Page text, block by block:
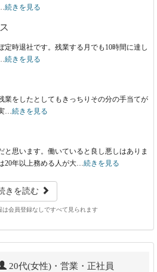
続きを見る
定時退社です。残業する月でも10時間に達し
続きを見る
業をしたとしてもきっちりその分の手当てが
… 続きを見る
と思います。働いていると良し悪しはありま
20年以上務める人が大… 続きを見る
きを読む
会員登録なしですべて見られます
20代(女性)・営業・正社員